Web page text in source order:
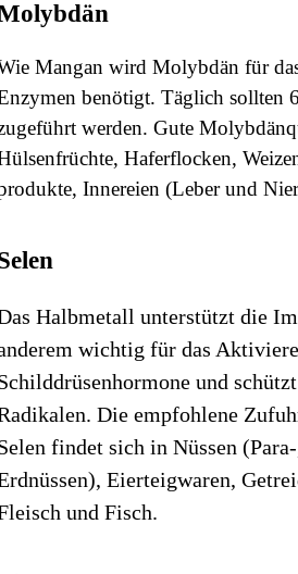
Mangan wird Molybdän für
benötigt. Täglich sollten
werden. Gute
Haferflocken,
Innereien (Leber und
Halbmetall unterstützt die
wichtig für das
und
Die empfohlene
findet sich in Nüssen
Eierteigwaren,
und Fisch.